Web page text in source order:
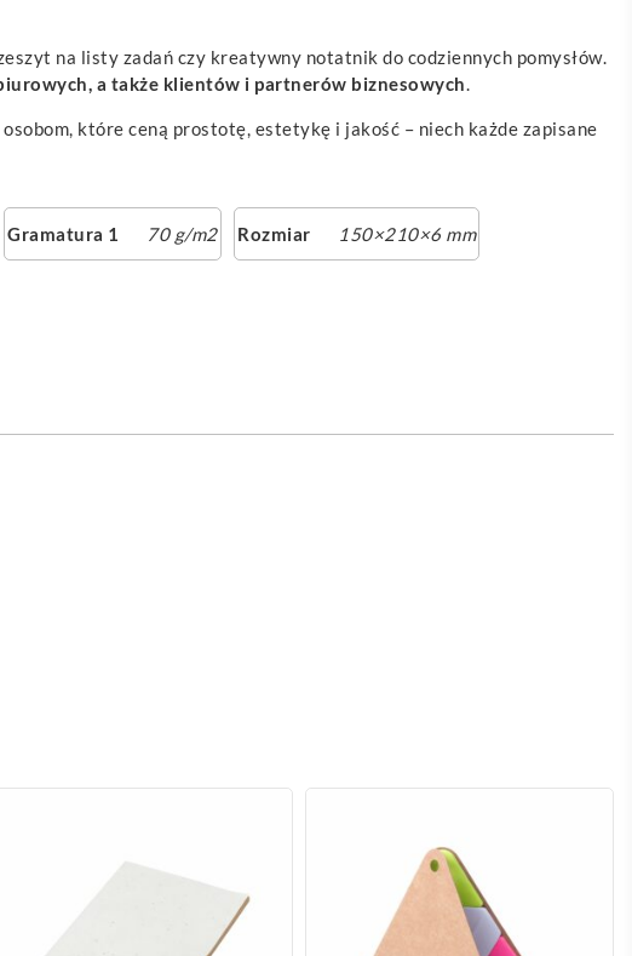
na listy zadań czy kreatywny notatnik do codziennych pomysłów.
a także klientów i partnerów biznesowych.
które ceną prostotę, estetykę i jakość – niech każde zapisane
Gramatura 1 70 g/m2 Rozmiar 150×210×6 mm